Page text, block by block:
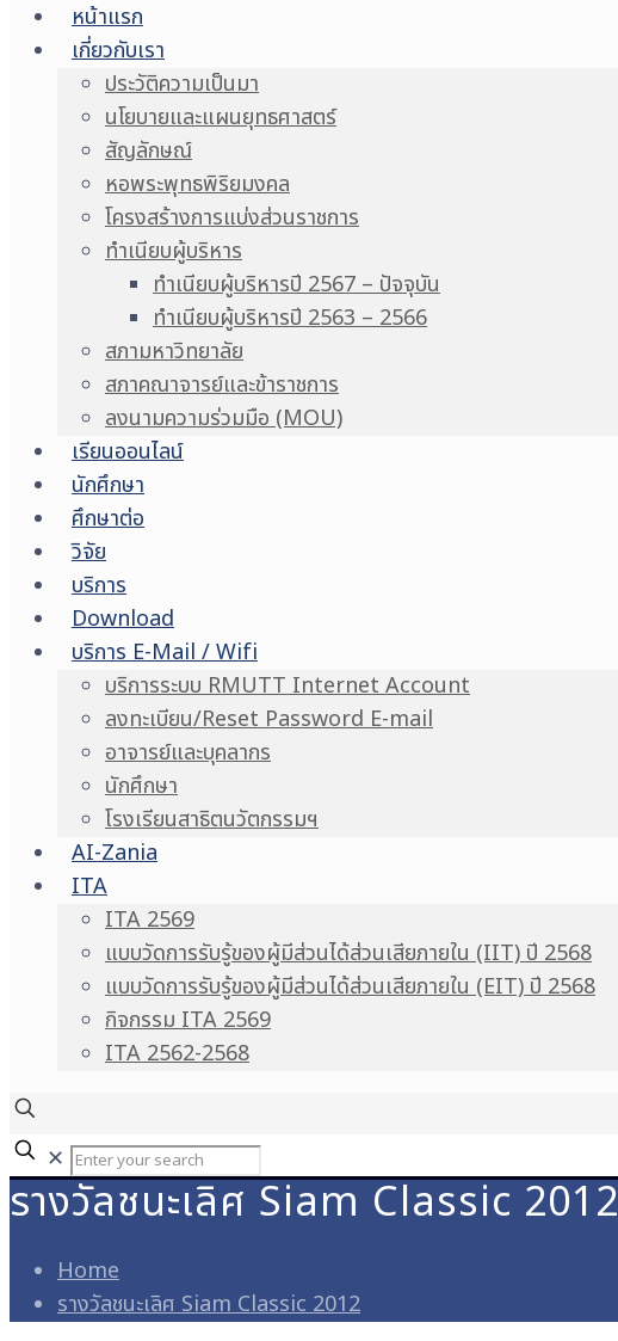
หน้าแรก
เกี่ยวกับเรา
ประวัติความเป็นมา
นโยบายและแผนยุทธศาสตร์
สัญลักษณ์
หอพระพุทธพิริยมงคล
โครงสร้างการแบ่งส่วนราชการ
ทำเนียบผู้บริหาร
ทำเนียบผู้บริหารปี 2567 – ปัจจุบัน
ทำเนียบผู้บริหารปี 2563 – 2566
สภามหาวิทยาลัย
สภาคณาจารย์และข้าราชการ
ลงนามความร่วมมือ (MOU)
เรียนออนไลน์
นักศึกษา
ศึกษาต่อ
วิจัย
บริการ
Download
บริการ E-Mail / Wifi
บริการระบบ RMUTT Internet Account
ลงทะเบียน/Reset Password E-mail
อาจารย์และบุคลากร
นักศึกษา
โรงเรียนสาธิตนวัตกรรมฯ
AI-Zania
ITA
ITA 2569
แบบวัดการรับรู้ของผู้มีส่วนได้ส่วนเสียภายใน (IIT) ปี 2568
แบบวัดการรับรู้ของผู้มีส่วนได้ส่วนเสียภายใน (EIT) ปี 2568
กิจกรรม ITA 2569
ITA 2562-2568
✕
รางวัลชนะเลิศ Siam Classic 2012
Home
รางวัลชนะเลิศ Siam Classic 2012